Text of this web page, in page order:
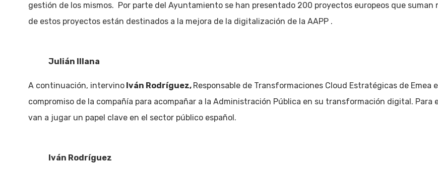
gestión de los mismos. Por parte del Ayuntamiento se han presentado 200 proyectos europeos que suman
de estos proyectos están destinados a la mejora de la digitalización de la AAPP .
Julián Illana
A continuación, intervinoIván Rodríguez, Responsable de Transformaciones Cloud Estratégicas de Emea
compromiso de la compañía para acompañar a la Administración Pública en su transformación digital.
van a jugar un papel clave en el sector público español.
Iván Rodríguez